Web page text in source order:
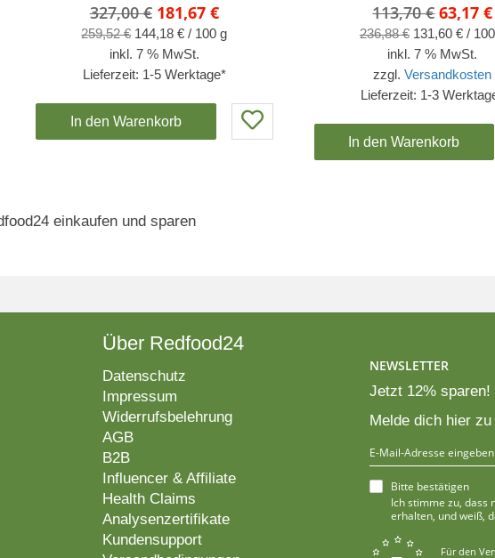
327,00€ Ursprünglicher
Preis
war:
327,00 €
181,67 €Aktueller
Preis
181,67 €.
259,52€ 144,18€ / 100 g
inkl. 7 % MwSt.
Lieferzeit: 1-5 Werktage*
In den Warenkorb
113,70€
Preis
war:
113,70 €
63,17€
236,88€ 131,60 €/ 100
inkl. 7 % MwSt.
zzgl.Versandkosten
Lieferzeit: 1-3
In den Warenkorb
einkaufen und sparen
Über Redfood24
Datenschutz
Impressum
Widerrufsbelehrung
AGB
B2B
Influencer & Affiliate
Health Claims
Analysenzertifikate
Kundensupport
NEWSLETTER
Jetzt 12% sparen!
Melde dich hier
Bitte bestätigen
Ich stimme zu, dass
erhalten, und weiß,
Für den